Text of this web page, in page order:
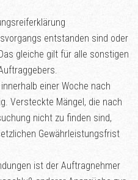
entstanden sind oder
gleiche gilt für alle sonstigen
einer Woche nach
Versteckte Mängel, die nach
nicht zu finden sind,
Gewährleistungsfrist
ist der Auftragnehmer